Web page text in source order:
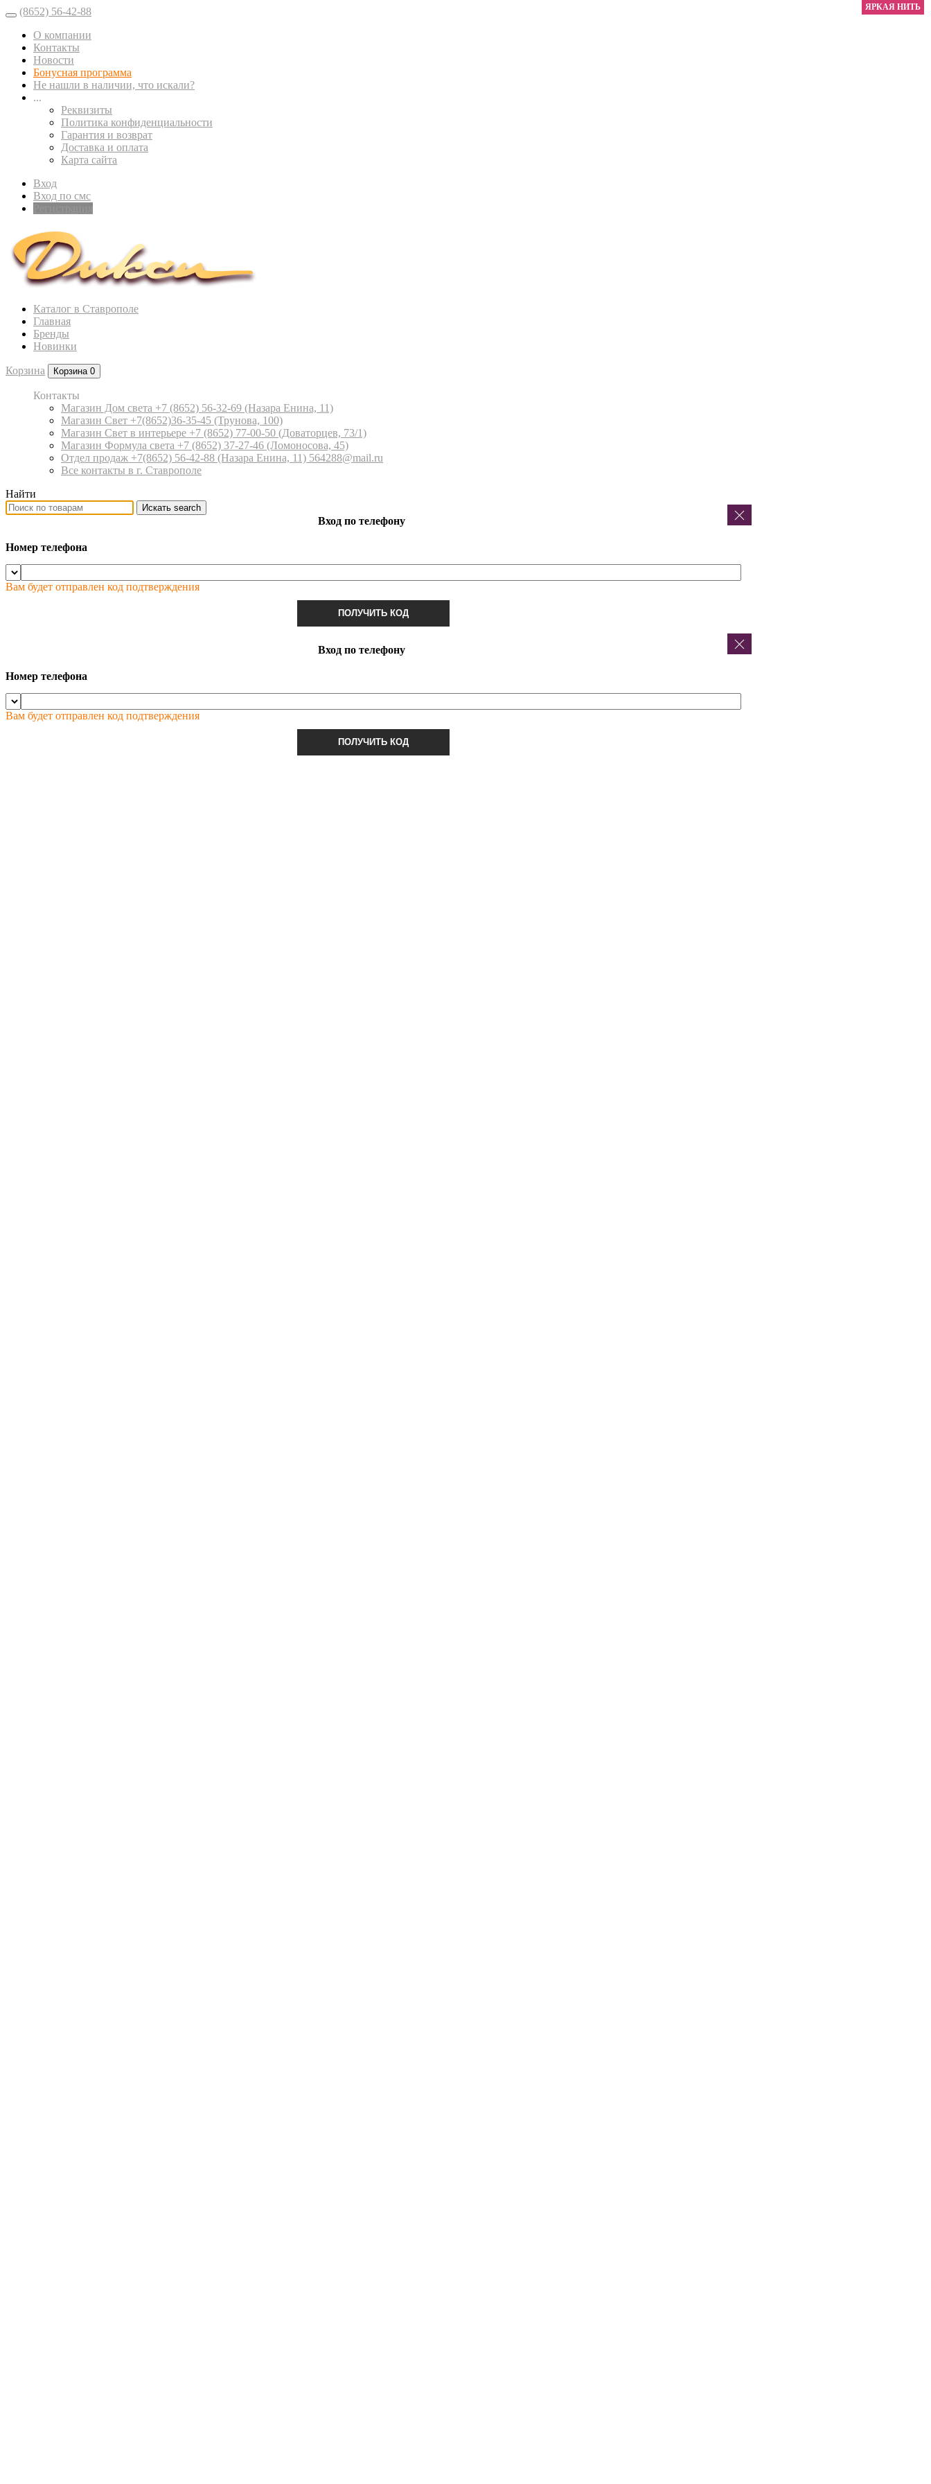
(8652) 56-42-88
О компании
Контакты
Новости
Бонусная программа
Не нашли в наличии, что искали?
...
Реквизиты
Политика конфиденциальности
Гарантия и возврат
Доставка и оплата
Карта сайта
Вход
Вход по смс
Каталог в Ставрополе
Главная
Бренды
Новинки
Корзина Корзина 0
Контакты
Магазин Дом света +7 (8652) 56-32-69 (Назара Енина, 11)
Магазин Свет +7(8652)36-35-45 (Трунова, 100)
Магазин Свет в интерьере +7 (8652) 77-00-50 (Доваторцев, 73/1)
Магазин Формула света +7 (8652) 37-27-46 (Ломоносова, 45)
Отдел продаж +7(8652) 56-42-88 (Назара Енина, 11) 564288@mail.ru
Все контакты в г. Ставрополе
Найти
Искать search
Вход по телефону
Номер телефона
Вам будет отправлен код подтверждения
ПОЛУЧИТЬ КОД
Вход по телефону
Номер телефона
Вам будет отправлен код подтверждения
ПОЛУЧИТЬ КОД
ЯРКАЯ НИТЬ